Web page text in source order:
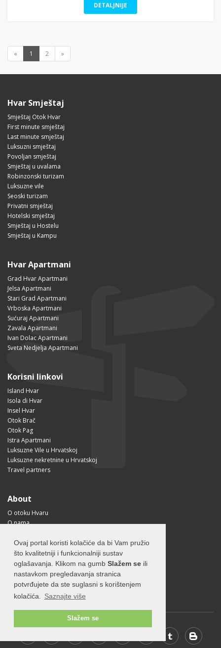
Ovaj portal koristi kolačiće da bi Vam pružio
što kvalitetniji i funkcionalniji sustav
oglašavanja. Klikom na gumb Slažem se ili
nastavkom pregledavanja stranica
potvrđujete da ste suglasni s korištenjem
kolačića.
Saznajte više
Slažem se
DETALJNIJE
« 1 2 »
Hvar Smještaj
Smještaj Otok Hvar
First minute smještaj
Last minute smještaj
Luksuzni smještaj
Povoljan smještaj
Smještaj u uvalama
Robinzonski turizam
Luksuzne vile
Seoski turizam
Privatni smještaj
Hotelski smještaj
Smještaj u Hostelu
Smještaj u Kampu
Hvar Apartmani
Grad Hvar Apartmani
Jelsa Apartmani
Stari Grad Apartmani
Vrboska Apartmani
Sućuraj Apartmani
Zavala Apartmani
Ivan Dolac Apartmani
Sveta Nedjelja Apartmani
Korisni linkovi
Island Hvar
Isola di Hvar
Insel Hvar
Otok Brač
Otok Pag
Istra Apartmani
Luksuzne Vile u Hrvatskoj
Luksuzne nekretnine u Hrvatskoj
Travel partners
About
O otoku Hvaru
O nama
Pravilnik o privatnosti
Korisne informacije
Kako doći na Hvar?
Free Mobile App
Visit Croatia